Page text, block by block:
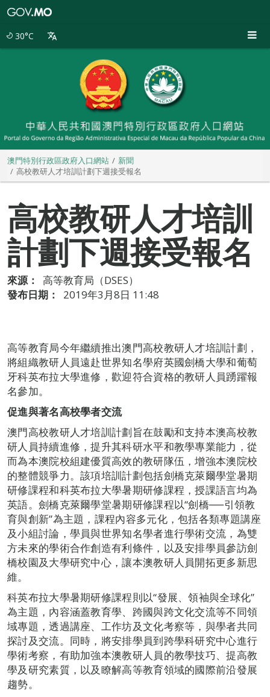
30°C
澳門特別行政區政府入口網站
新聞
高校教研人才培訓計劃下週接受報名
高校教研人才培訓
計劃下週接受報名
來源：
高等教育局（DSES）
發布日期：
2019年3月8日 11:48
高等教育局今年繼續推出澳門高校教研人才培訓計劃，
將組織教研人員遠赴世界知名學府英國劍橋大學和葡萄
牙科英布拉大學進修，歡迎符合資格的教研人員踴躍報
名參加。
促進與著名高校學者交流
澳門高校教研人才培訓計劃旨在鼓勵和支持本澳高校教
研人員持續進修，提升其科研水平和教學專業能力，從
而為本澳院校組建優質高效的教研隊伍，增強本澳院校
的整體競爭力。該項培訓計劃包括劍橋克萊爾學堂暑期
研修課程和科英布拉大學暑期研修課程，授課語言均為
英語。劍橋克萊爾學堂暑期研修課程以“劍橋──引領教
育與創新”為主題，課程內容多元化，包括各類專題講座
及小組討論，學員與世界知名學者進行學術交流，為雙
方未來的學術合作創造有利條件，以及安排學員參訪劍
橋校園及大學研究中心，讓本澳教研人員開拓更多新思
維。
科英布拉大學暑期研修課程則以“發展、領袖與全球化”
為主題，內容涵蓋教育學、跨國與跨文化交流等不同領
域專題，透過講座、工作坊及文化考察等，與學者共­­同
探討及交流。同時，將安排學員到跨學科研究中心進行
學術考察，有助加強本澳教研人員的教學技巧、提高教
學及研究素質，以及瞭解高等教育領域的國際前沿發展
趨勢。